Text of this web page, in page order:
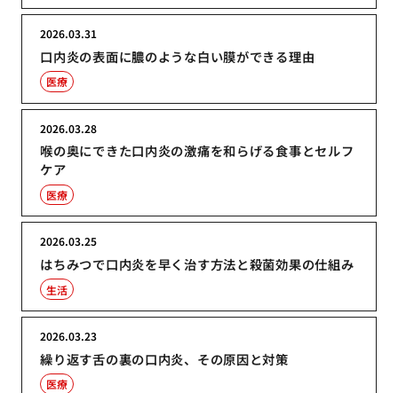
口内炎の表面に膿のような白い膜ができる理由
2026.03.31
医療
喉の奥にできた口内炎の激痛を和らげる食事とセルフ
ケア
2026.03.28
医療
はちみつで口内炎を早く治す方法と殺菌効果の仕組み
2026.03.25
生活
繰り返す舌の裏の口内炎、その原因と対策
2026.03.23
医療